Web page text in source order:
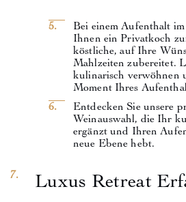
Bei einem Aufenthalt
Ihnen ein Privatkoch
köstliche, auf Ihre
Mahlzeiten zubereitet.
kulinarisch verwöhnen
Moment Ihres
Entdecken Sie unsere
Weinauswahl, die Ihr
ergänzt und Ihren
neue Ebene hebt.
Luxus Retreat